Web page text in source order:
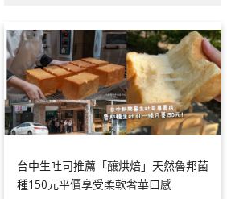
台中生吐司推薦「釀烘焙」天然魯邦菌
種150元平價享受柔軟奢華口感